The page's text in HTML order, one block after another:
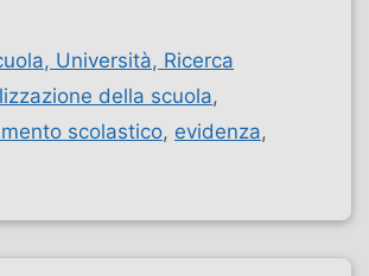
Università, Ricerca
della scuola,
scolastico, evidenza,